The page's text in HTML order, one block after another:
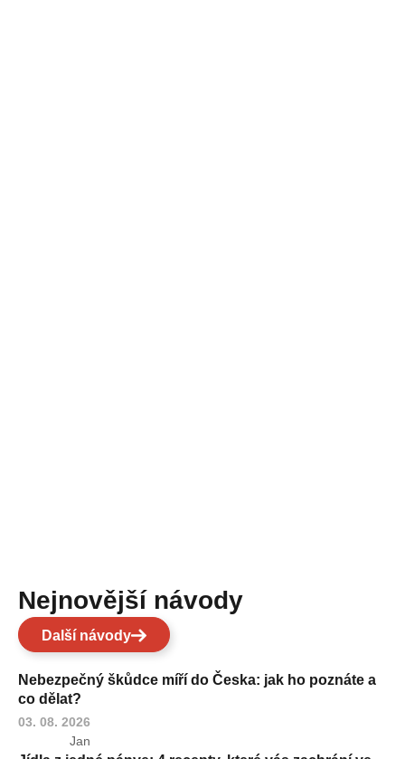
Nejnovější návody
Další návody
Nebezpečný škůdce míří do Česka: jak ho poznáte a
co dělat?
03. 08. 2026
Jan